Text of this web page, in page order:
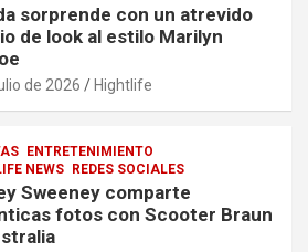
sorprende con un atrevido
de look al estilo Marilyn
de 2026 Hightlife
ENTRETENIMIENTO
NEWS REDES SOCIALES
Sweeney comparte
fotos con Scooter Braun